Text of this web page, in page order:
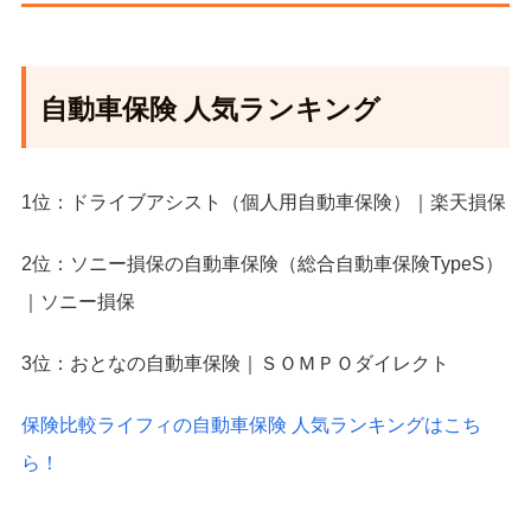
自動車保険 人気ランキング
1位：ドライブアシスト（個人用自動車保険）｜楽天損保
2位：ソニー損保の自動車保険（総合自動車保険TypeS）
｜ソニー損保
3位：おとなの自動車保険｜ＳＯＭＰＯダイレクト
保険比較ライフィの自動車保険 人気ランキングはこち
ら！